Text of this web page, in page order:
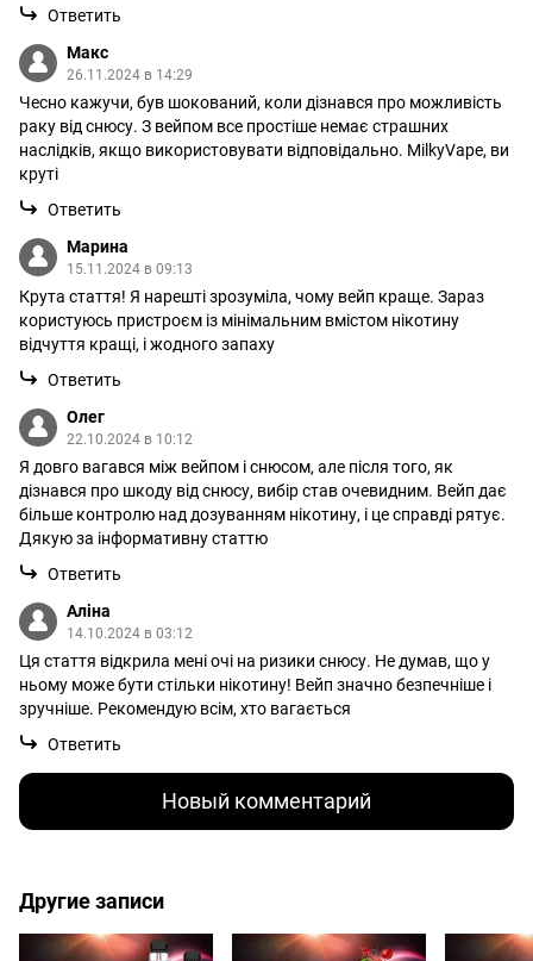
Ответить
Макс
26.11.2024 в 14:29
Чесно кажучи, був шокований, коли дізнався про можливість
раку від снюсу. З вейпом все простіше немає страшних
наслідків, якщо використовувати відповідально. MilkyVape, ви
круті
Ответить
Марина
15.11.2024 в 09:13
Крута стаття! Я нарешті зрозуміла, чому вейп краще. Зараз
користуюсь пристроєм із мінімальним вмістом нікотину
відчуття кращі, і жодного запаху
Ответить
Олег
22.10.2024 в 10:12
Я довго вагався між вейпом і снюсом, але після того, як
дізнався про шкоду від снюсу, вибір став очевидним. Вейп дає
більше контролю над дозуванням нікотину, і це справді рятує.
Дякую за інформативну статтю
Ответить
Аліна
14.10.2024 в 03:12
Ця стаття відкрила мені очі на ризики снюсу. Не думав, що у
ньому може бути стільки нікотину! Вейп значно безпечніше і
зручніше. Рекомендую всім, хто вагається
Ответить
Новый комментарий
Другие записи